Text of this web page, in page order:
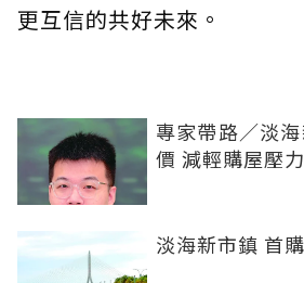
更互信的共好未來。
專家帶路／淡
價 減輕購屋壓力
淡海新市鎮 首